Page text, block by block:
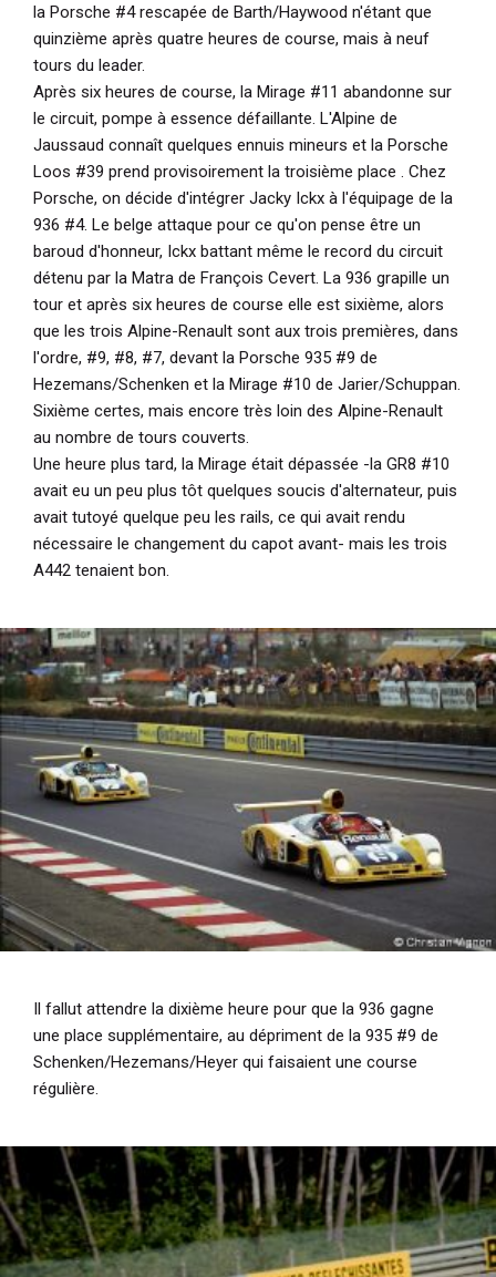
la Porsche #4 rescapée de Barth/Haywood n'étant que
quinzième après quatre heures de course, mais à neuf
tours du leader.
Après six heures de course, la Mirage #11 abandonne sur
le circuit, pompe à essence défaillante. L'Alpine de
Jaussaud connaît quelques ennuis mineurs et la Porsche
Loos #39 prend provisoirement la troisième place . Chez
Porsche, on décide d'intégrer Jacky Ickx à l'équipage de la
936 #4. Le belge attaque pour ce qu'on pense être un
baroud d'honneur, Ickx battant même le record du circuit
détenu par la Matra de François Cevert. La 936 grapille un
tour et après six heures de course elle est sixième, alors
que les trois Alpine-Renault sont aux trois premières, dans
l'ordre, #9, #8, #7, devant la Porsche 935 #9 de
Hezemans/Schenken et la Mirage #10 de Jarier/Schuppan.
Sixième certes, mais encore très loin des Alpine-Renault
au nombre de tours couverts.
Une heure plus tard, la Mirage était dépassée -la GR8 #10
avait eu un peu plus tôt quelques soucis d'alternateur, puis
avait tutoyé quelque peu les rails, ce qui avait rendu
nécessaire le changement du capot avant- mais les trois
A442 tenaient bon.
Il fallut attendre la dixième heure pour que la 936 gagne
une place supplémentaire, au dépriment de la 935 #9 de
Schenken/Hezemans/Heyer qui faisaient une course
régulière.